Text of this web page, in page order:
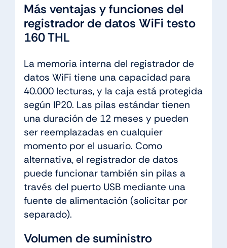
Más ventajas y funciones del
registrador de datos WiFi testo
160 THL
La memoria interna del registrador de
datos WiFi tiene una capacidad para
40.000 lecturas, y la caja está protegida
según IP20. Las pilas estándar tienen
una duración de 12 meses y pueden
ser reemplazadas en cualquier
momento por el usuario. Como
alternativa, el registrador de datos
puede funcionar también sin pilas a
través del puerto USB mediante una
fuente de alimentación (solicitar por
separado).
Volumen de suministro